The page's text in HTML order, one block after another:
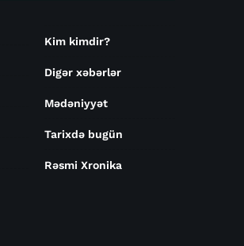
Kim kimdir?
Digər xəbərlər
Mədəniyyət
Tarixdə bugün
Rəsmi Xronika